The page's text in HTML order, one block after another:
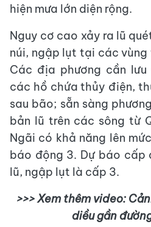
hiện mưa lớn diện rộng.
Nguy cơ cao xảy ra lũ
núi, ngập lụt tại các
Các địa phương cần
các hồ chứa thủy điện,
sau bão; sẵn sàng
bản lũ trên các sông từ
Ngãi có khả năng lên
báo động 3. Dự báo
lũ, ngập lụt là cấp 3.
>>> Xem thêm video:
diều gần